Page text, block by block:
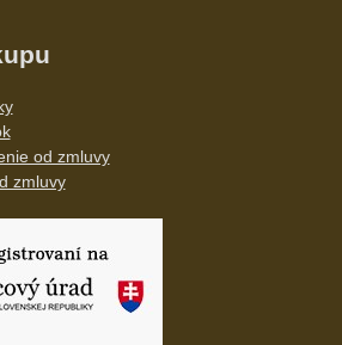
od zmluvy
zmluvy